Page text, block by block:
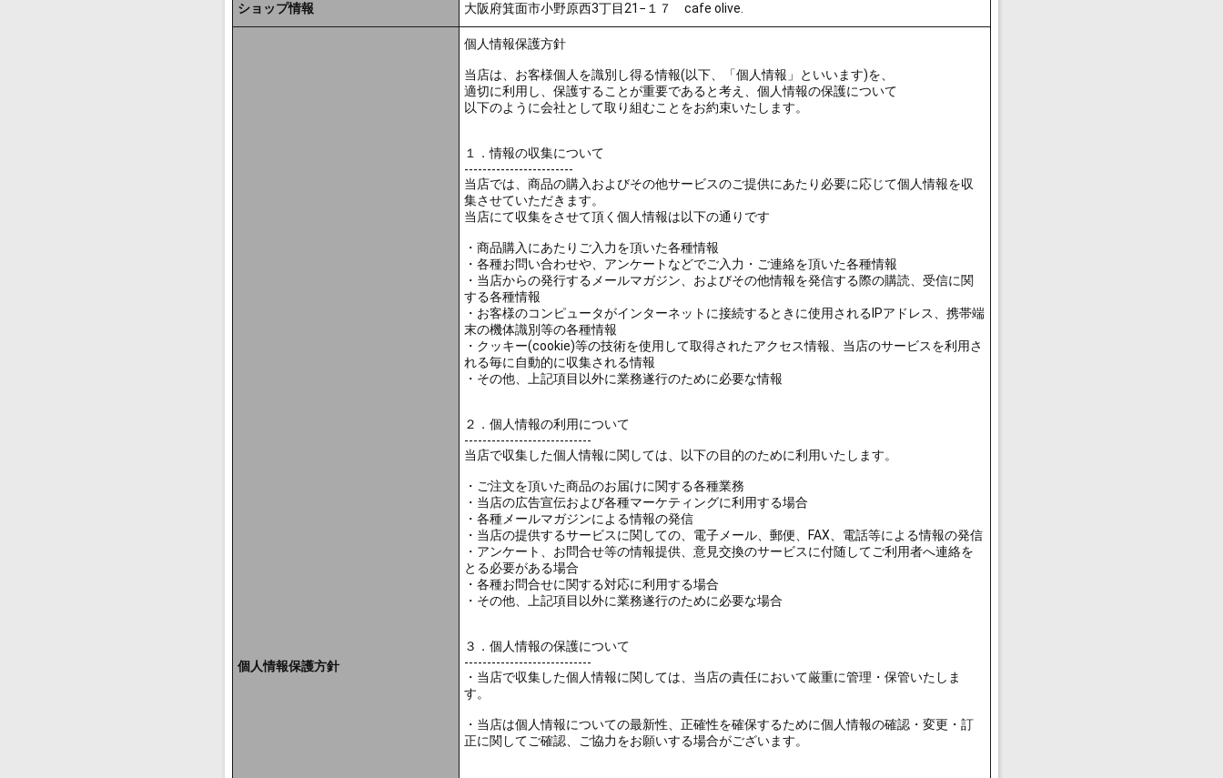
ショップ情報 大阪府箕面市小野原西3丁目21−１７ cafe olive.
個人情報保護方針
個人情報保護方針
当店は、お客様個人を識別し得る情報(以下、「個人情報」といいます)を、
適切に利用し、保護することが重要であると考え、個人情報の保護について
以下のように会社として取り組むことをお約束いたします。
１．情報の収集について
------------------------
当店では、商品の購入およびその他サービスのご提供にあたり必要に応じて個人情報を収
集させていただきます。
当店にて収集をさせて頂く個人情報は以下の通りです
・商品購入にあたりご入力を頂いた各種情報
・各種お問い合わせや、アンケートなどでご入力・ご連絡を頂いた各種情報
・当店からの発行するメールマガジン、およびその他情報を発信する際の購読、受信に関
する各種情報
・お客様のコンピュータがインターネットに接続するときに使用されるIPアドレス、携帯端
末の機体識別等の各種情報
・クッキー(cookie)等の技術を使用して取得されたアクセス情報、当店のサービスを利用さ
れる毎に自動的に収集される情報
・その他、上記項目以外に業務遂行のために必要な情報
２．個人情報の利用について
----------------------------
当店で収集した個人情報に関しては、以下の目的のために利用いたします。
・ご注文を頂いた商品のお届けに関する各種業務
・当店の広告宣伝および各種マーケティングに利用する場合
・各種メールマガジンによる情報の発信
・当店の提供するサービスに関しての、電子メール、郵便、FAX、電話等による情報の発信
・アンケート、お問合せ等の情報提供、意見交換のサービスに付随してご利用者へ連絡を
とる必要がある場合
・各種お問合せに関する対応に利用する場合
・その他、上記項目以外に業務遂行のために必要な場合
３．個人情報の保護について
----------------------------
・当店で収集した個人情報に関しては、当店の責任において厳重に管理・保管いたしま
す。
・当店は個人情報についての最新性、正確性を確保するために個人情報の確認・変更・訂
正に関してご確認、ご協力をお願いする場合がございます。